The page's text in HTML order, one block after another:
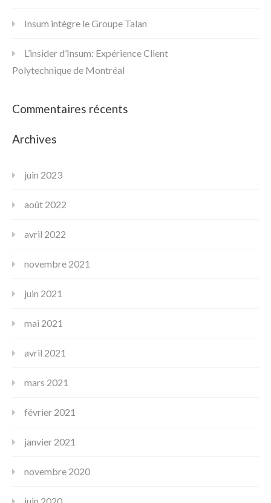
Insum intègre le Groupe Talan
L’insider d’Insum: Expérience Client
Polytechnique de Montréal
Commentaires récents
Archives
juin 2023
août 2022
avril 2022
novembre 2021
juin 2021
mai 2021
avril 2021
mars 2021
février 2021
janvier 2021
novembre 2020
juin 2020